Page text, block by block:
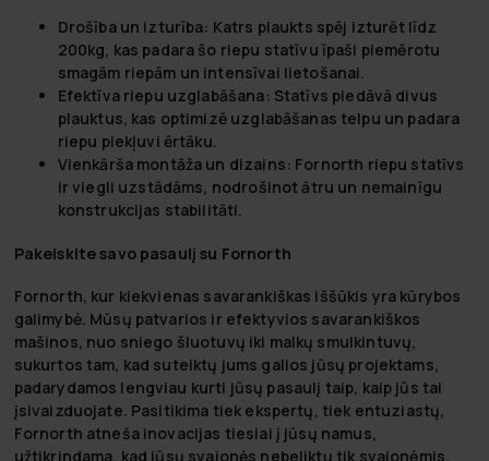
Drošība un izturība: Katrs plaukts spēj izturēt līdz
200kg, kas padara šo riepu statīvu īpaši piemērotu
smagām riepām un intensīvai lietošanai.
Efektīva riepu uzglabāšana: Statīvs piedāvā divus
plauktus, kas optimizē uzglabāšanas telpu un padara
riepu piekļuvi ērtāku.
Vienkārša montāža un dizains: Fornorth riepu statīvs
ir viegli uzstādāms, nodrošinot ātru un nemainīgu
konstrukcijas stabilitāti.
Pakeiskite savo pasaulį su Fornorth
Fornorth, kur kiekvienas savarankiškas iššūkis yra kūrybos
galimybė. Mūsų patvarios ir efektyvios savarankiškos
mašinos, nuo sniego šluotuvų iki malkų smulkintuvų,
sukurtos tam, kad suteiktų jums galios jūsų projektams,
padarydamos lengviau kurti jūsų pasaulį taip, kaip jūs tai
įsivaizduojate. Pasitikima tiek ekspertų, tiek entuziastų,
Fornorth atneša inovacijas tiesiai į jūsų namus,
užtikrindama, kad jūsų svajonės nebeliktų tik svajonėmis.